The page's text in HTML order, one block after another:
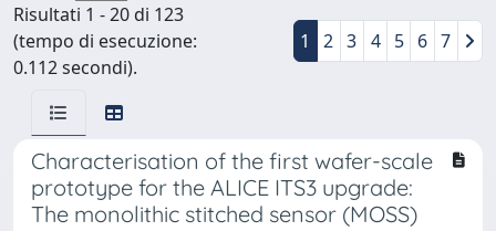
Risultati 1 - 20 di 123
(tempo di esecuzione:
0.112 secondi).
1 2 3 4 5 6 7
Characterisation of the first wafer-scale
prototype for the ALICE ITS3 upgrade:
The monolithic stitched sensor (MOSS)